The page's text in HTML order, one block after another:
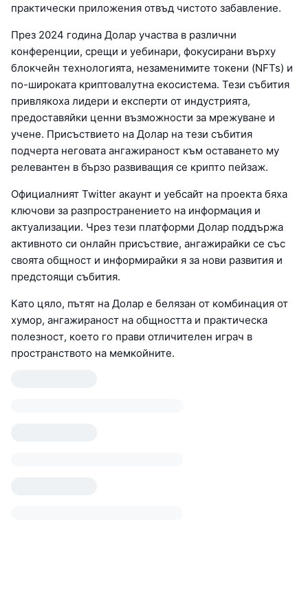
практически приложения отвъд чистото забавление.
През 2024 година Долар участва в различни
конференции, срещи и уебинари, фокусирани върху
блокчейн технологията, незаменимите токени (NFTs) и
по-широката криптовалутна екосистема. Тези събития
привлякоха лидери и експерти от индустрията,
предоставяйки ценни възможности за мрежуване и
учене. Присъствието на Долар на тези събития
подчерта неговата ангажираност към оставането му
релевантен в бързо развиващия се крипто пейзаж.
Официалният Twitter акаунт и уебсайт на проекта бяха
ключови за разпространението на информация и
актуализации. Чрез тези платформи Долар поддържа
активното си онлайн присъствие, ангажирайки се със
своята общност и информирайки я за нови развития и
предстоящи събития.
Като цяло, пътят на Долар е белязан от комбинация от
хумор, ангажираност на общността и практическа
полезност, което го прави отличителен играч в
пространството на мемкойните.